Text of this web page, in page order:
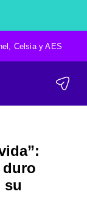
Celsia y AES
duro
su